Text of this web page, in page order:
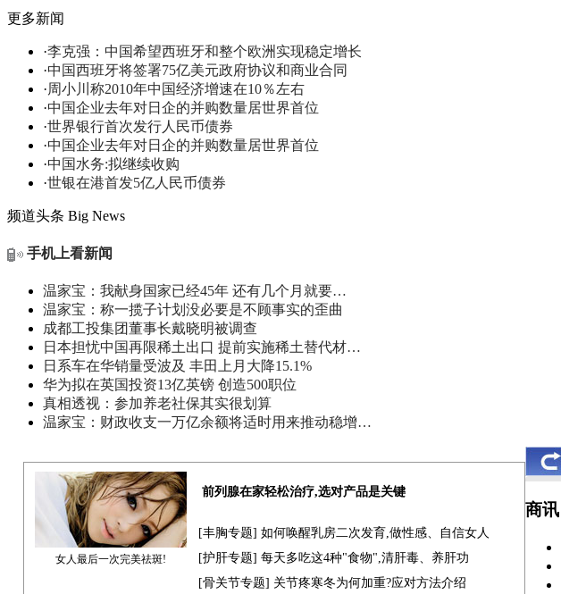
更多新闻
·李克强：中国希望西班牙和整个欧洲实现稳定增长
·中国西班牙将签署75亿美元政府协议和商业合同
·周小川称2010年中国经济增速在10％左右
·中国企业去年对日企的并购数量居世界首位
·世界银行首次发行人民币债券
·中国企业去年对日企的并购数量居世界首位
·中国水务:拟继续收购
·世银在港首发5亿人民币债券
频道头条 Big News
手机上看新闻
温家宝：我献身国家已经45年 还有几个月就要…
温家宝：称一揽子计划没必要是不顾事实的歪曲
成都工投集团董事长戴晓明被调查
日本担忧中国再限稀土出口 提前实施稀土替代材…
日系车在华销量受波及 丰田上月大降15.1%
华为拟在英国投资13亿英镑 创造500职位
真相透视：参加养老社保其实很划算
温家宝：财政收支一万亿余额将适时用来推动稳增…
女人最后一次完美祛斑!
前列腺在家轻松治疗,选对产品是关键
[丰胸专题] 如何唤醒乳房二次发育,做性感、自信女人
[护肝专题] 每天多吃这4种"食物",清肝毒、养肝功
[骨关节专题] 关节疼寒冬为何加重?应对方法介绍
商讯